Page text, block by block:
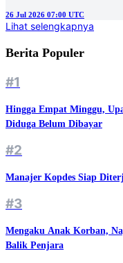
26 Jul 2026 07:00 UTC
Lihat selengkapnya
Berita Populer
#1
Hingga Empat Minggu,
Diduga Belum Dibayar
#2
Manajer Kopdes Siap
#3
Mengaku Anak Korban,
Balik Penjara